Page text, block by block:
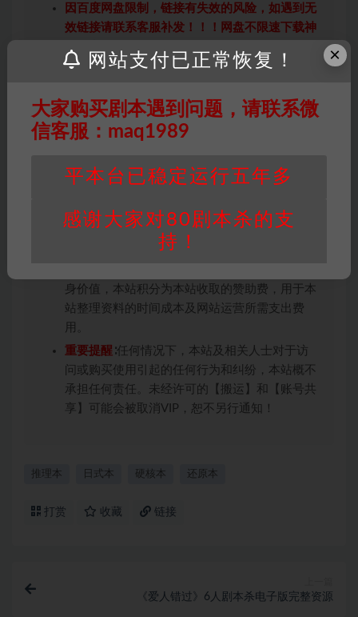
因百度网盘限制，链接有失效的风险，如遇到无
效链接请联系客服补发！！！网盘不限速下载神
器→
免责声明 ： 本站所有剧本杀资源均为网友分享
用于商业用途!任何人访问、浏览本站，购买或
未购买，即代表已阅读本声明，理解并同意受本
版权归属：本站提供的任何剧本杀资源内容的版
权均属于机关版权或权利人。如有侵权，请发邮
件通知并提供相关证实资料至邮箱
448271243@qq.com，如若情况属实，我们将
会在三天内下架相关剧本攻略。
身价值，本站积分为本站收取的赞助费，用于本
站整理资料的时间成本及网站运营所需支出费
用。
重要提醒 ∶任何情况下，本站及相关人士对于访
问或购买使用引起的任何行为和纠纷，本站概不
承担任何责任。未经许可的【搬运】和【账号共
享】可能会被取消VIP，恕不另行通知！
推理本 日式本 硬核本 还原本
打赏 收藏 链接
《爱人错过》6人剧本杀电子版完整资源
×
网站支付已正常恢复！
大家购买剧本遇到问题，请联系微
信客服：maq1989
平本台已稳定运行五年多
感谢大家对80剧本杀的支
持！